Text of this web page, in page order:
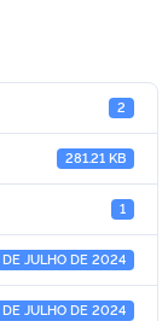
2
281.21 KB
1
DE JULHO DE 2024
DE JULHO DE 2024